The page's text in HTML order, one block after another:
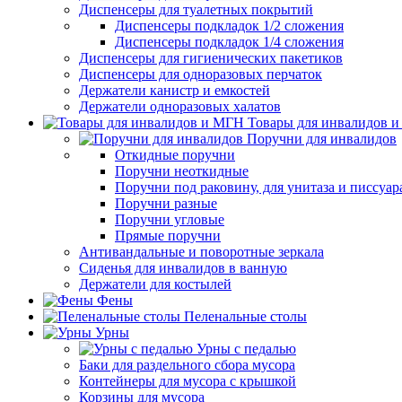
Диспенсеры для туалетных покрытий
Диспенсеры подкладок 1/2 сложения
Диспенсеры подкладок 1/4 сложения
Диспенсеры для гигиенических пакетиков
Диспенсеры для одноразовых перчаток
Держатели канистр и емкостей
Держатели одноразовых халатов
Товары для инвалидов
Поручни для инвалидов
Откидные поручни
Поручни неоткидные
Поручни под раковину, для унитаза и
Поручни разные
Поручни угловые
Прямые поручни
Антивандальные и поворотные зеркала
Сиденья для инвалидов в ванную
Держатели для костылей
Фены
Пеленальные столы
Урны
Урны с педалью
Баки для раздельного сбора мусора
Контейнеры для мусора с крышкой
Корзины для мусора